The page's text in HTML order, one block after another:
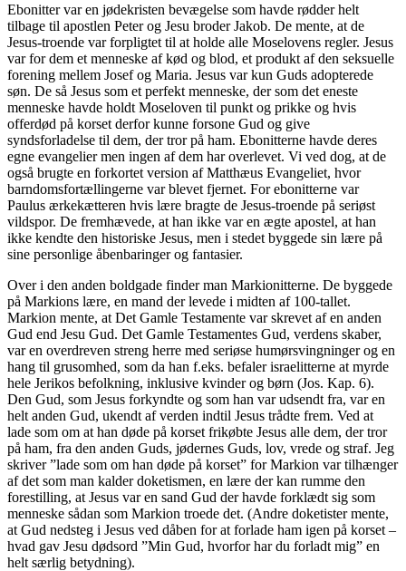
Ebonitter var en jødekristen bevægelse som havde rødder helt
tilbage til apostlen Peter og Jesu broder Jakob. De mente, at de
Jesus-troende var forpligtet til at holde alle Moselovens regler. Jesus
var for dem et menneske af kød og blod, et produkt af den seksuelle
forening mellem Josef og Maria. Jesus var kun Guds adopterede
søn. De så Jesus som et perfekt menneske, der som det eneste
menneske havde holdt Moseloven til punkt og prikke og hvis
offerdød på korset derfor kunne forsone Gud og give
syndsforladelse til dem, der tror på ham. Ebonitterne havde deres
egne evangelier men ingen af dem har overlevet. Vi ved dog, at de
også brugte en forkortet version af Matthæus Evangeliet, hvor
barndomsfortællingerne var blevet fjernet. For ebonitterne var
Paulus ærkekætteren hvis lære bragte de Jesus-troende på seriøst
vildspor. De fremhævede, at han ikke var en ægte apostel, at han
ikke kendte den historiske Jesus, men i stedet byggede sin lære på
sine personlige åbenbaringer og fantasier.
Over i den anden boldgade finder man Markionitterne. De byggede
på Markions lære, en mand der levede i midten af 100-tallet.
Markion mente, at Det Gamle Testamente var skrevet af en anden
Gud end Jesu Gud. Det Gamle Testamentes Gud, verdens skaber,
var en overdreven streng herre med seriøse humørsvingninger og en
hang til grusomhed, som da han f.eks. befaler israelitterne at myrde
hele Jerikos befolkning, inklusive kvinder og børn (Jos. Kap. 6).
Den Gud, som Jesus forkyndte og som han var udsendt fra, var en
helt anden Gud, ukendt af verden indtil Jesus trådte frem. Ved at
lade som om at han døde på korset frikøbte Jesus alle dem, der tror
på ham, fra den anden Guds, jødernes Guds, lov, vrede og straf. Jeg
skriver ”lade som om han døde på korset” for Markion var tilhænger
af det som man kalder doketismen, en lære der kan rumme den
forestilling, at Jesus var en sand Gud der havde forklædt sig som
menneske sådan som Markion troede det. (Andre doketister mente,
at Gud nedsteg i Jesus ved dåben for at forlade ham igen på korset –
hvad gav Jesu dødsord ”Min Gud, hvorfor har du forladt mig” en
helt særlig betydning).